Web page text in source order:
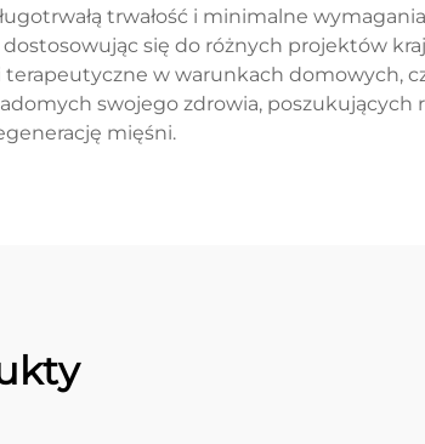
trwałość i minimalne
się do różnych projektów
w warunkach domowych,
swojego zdrowia, poszukujących
mięśni.